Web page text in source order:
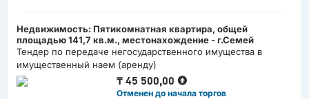
Недвижимость: Пятикомнатная квартира, общей
площадью 141,7 кв.м., местонахождение - г.Семей
Тендер по передаче негосударственного имущества в
имущественный наем (аренду)
₸45 500,00
Отменен до начала торгов